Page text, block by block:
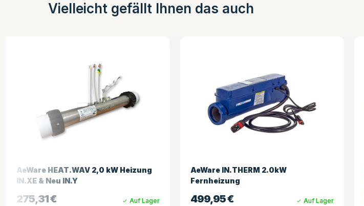
Vielleicht gefällt Ihnen das auch
AeWare IN.THERM 2.0kW
Fernheizung
499,95€ Auf Lager
LX H30-R1 3,0 kW 2,0 Zoll Heizung
(Straight)
148,95€ Auf Lager